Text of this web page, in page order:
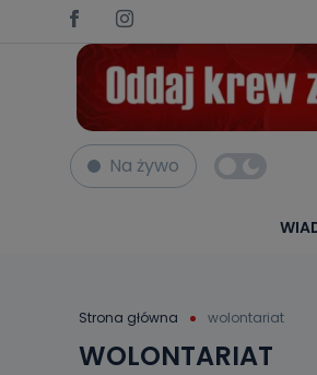
Na żywo
Strona główna wolontariat
WOLONTARIAT